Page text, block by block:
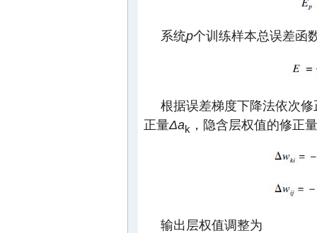
系统p个训练样本总误差函
根据误差梯度下降法依次
正量Δak ，隐含层权值的修正量
输出层权值调整为